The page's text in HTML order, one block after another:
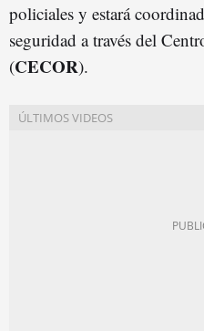
policiales y estará
seguridad a través del
(CECOR).